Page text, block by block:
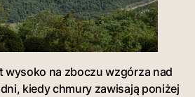
wysoko na zboczu wzgórza nad
kiedy chmury zawisają poniżej